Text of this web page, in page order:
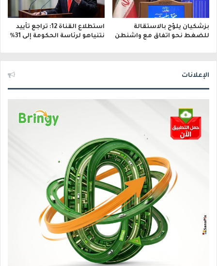
بزشكيان يلوّح بالاستقالة
للضغط نحو اتفاق مع واشنطن
استطلاع القناة 12: تراجع تأييد
نتنياهو لرئاسة الحكومة إلى 31%
الإعلانات